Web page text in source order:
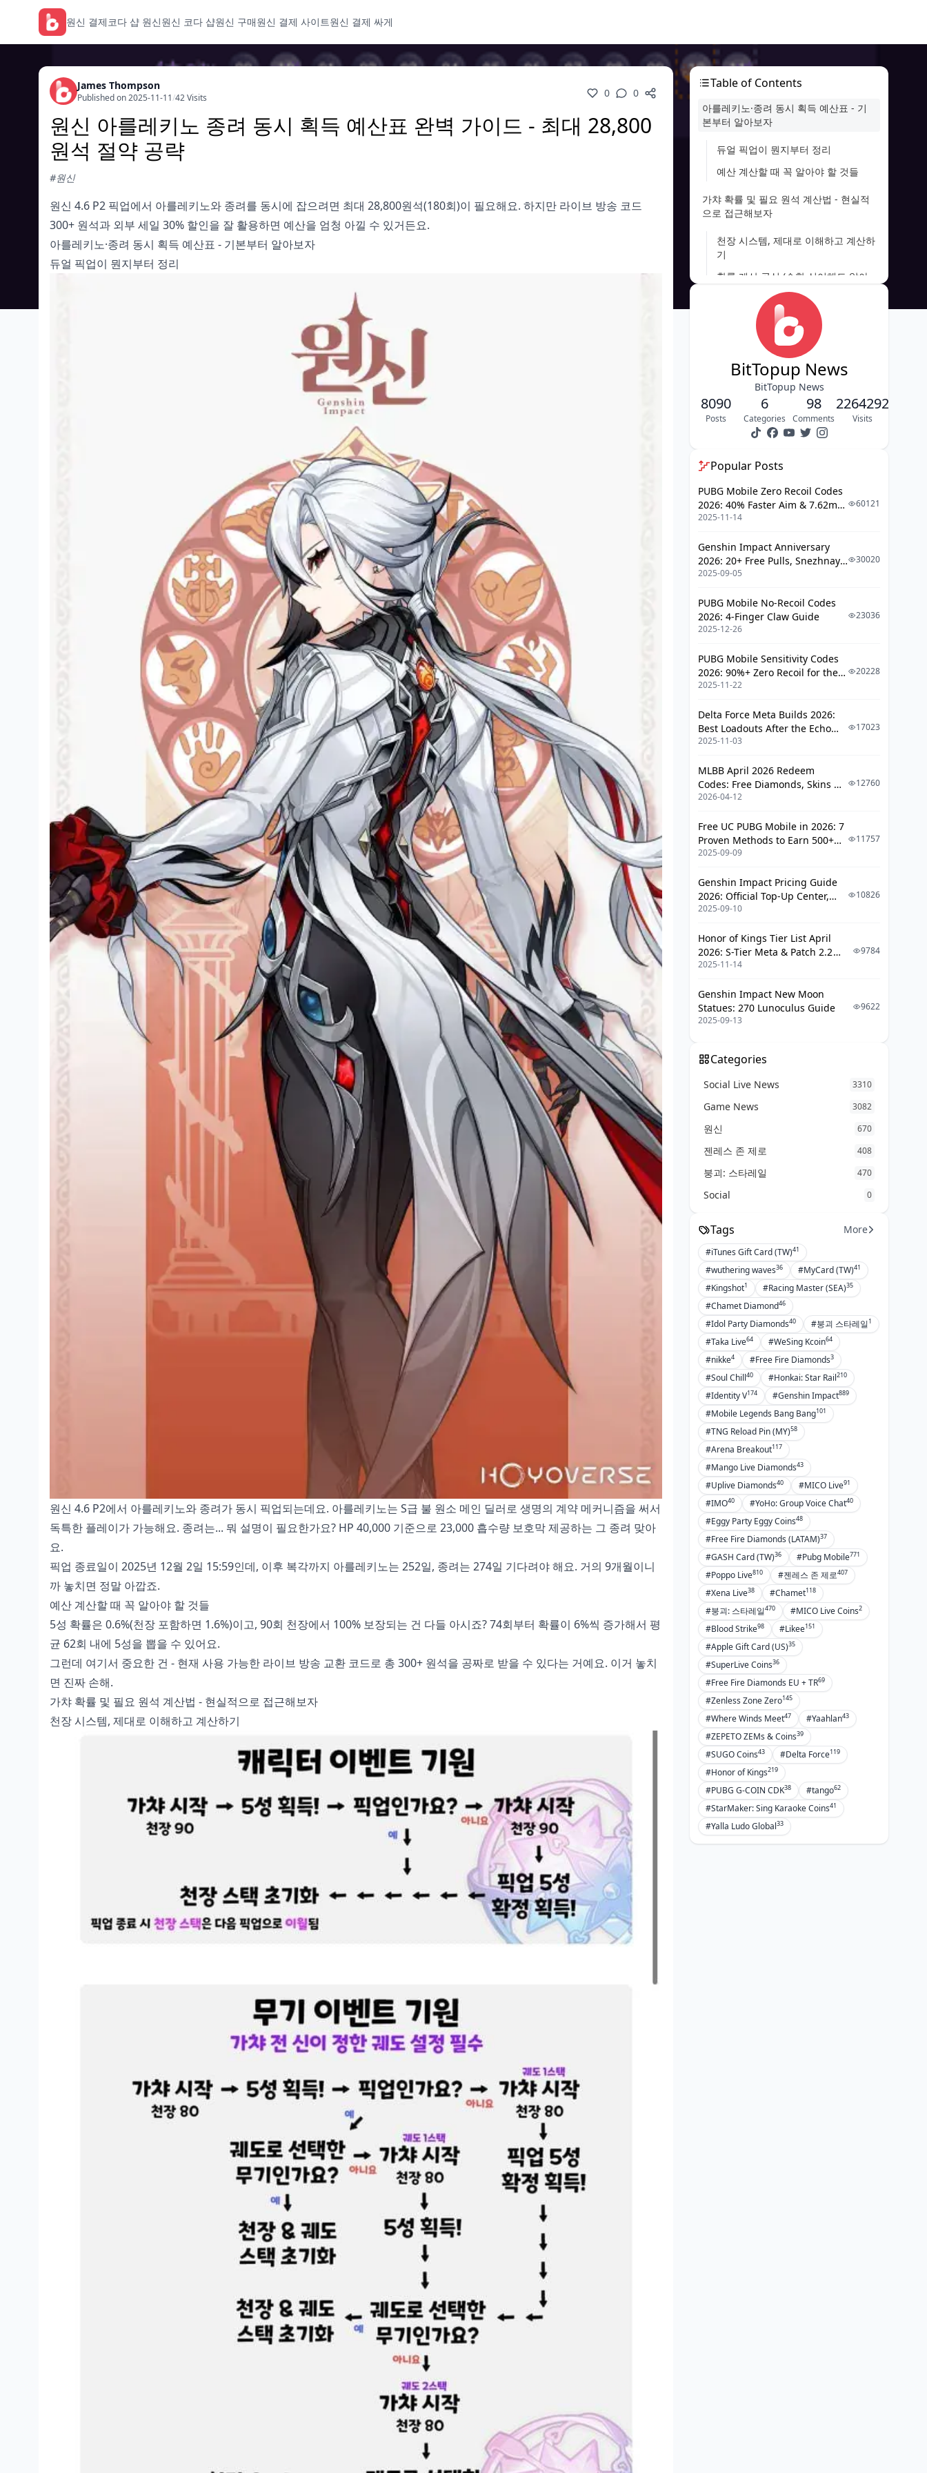
원신 결제코다 샵 원신원신 코다 샵원신 구매원신 결제 사이트원신 결제 싸게
James Thompson
Published on 2025-11-11/42 Visits 0 0
원신 아를레키노 종려 동시 획득 예산표 완벽 가이드 - 최대 28,800
원석 절약 공략
#원신
원신 4.6 P2 픽업에서 아를레키노와 종려를 동시에 잡으려면 최대 28,800원석(180회)이 필요해요. 하지만 라이브 방송 코드
300+ 원석과 외부 세일 30% 할인을 잘 활용하면 예산을 엄청 아낄 수 있거든요.
아를레키노·종려 동시 획득 예산표 - 기본부터 알아보자
듀얼 픽업이 뭔지부터 정리
원신 4.6 P2에서 아를레키노와 종려가 동시 픽업되는데요. 아를레키노는 S급 불 원소 메인 딜러로 생명의 계약 메커니즘을 써서
독특한 플레이가 가능해요. 종려는... 뭐 설명이 필요한가요? HP 40,000 기준으로 23,000 흡수량 보호막 제공하는 그 종려 맞아
요.
픽업 종료일이 2025년 12월 2일 15:59인데, 이후 복각까지 아를레키노는 252일, 종려는 274일 기다려야 해요. 거의 9개월이니
까 놓치면 정말 아깝죠.
예산 계산할 때 꼭 알아야 할 것들
5성 확률은 0.6%(천장 포함하면 1.6%)이고, 90회 천장에서 100% 보장되는 건 다들 아시죠? 74회부터 확률이 6%씩 증가해서 평
균 62회 내에 5성을 뽑을 수 있어요.
그런데 여기서 중요한 건 - 현재 사용 가능한 라이브 방송 교환 코드로 총 300+ 원석을 공짜로 받을 수 있다는 거예요. 이거 놓치
면 진짜 손해.
가챠 확률 및 필요 원석 계산법 - 현실적으로 접근해보자
천장 시스템, 제대로 이해하고 계산하기
Table of Contents
아를레키노·종려 동시 획득 예산표 - 기
본부터 알아보자
듀얼 픽업이 뭔지부터 정리
예산 계산할 때 꼭 알아야 할 것들
가챠 확률 및 필요 원석 계산법 - 현실적
으로 접근해보자
천장 시스템, 제대로 이해하고 계산하
기
확률 계산 공식 (수학 싫어해도 알아
라이브 방송 코드 활용 완벽 가이드 - 놓
치면 후회하는 무료 원석
코드 어디서 받나요?
입력 방법과 타이밍이 중요해
외부 세일 연동 혜택 극대화 전략 - 돈 아
끼는 진짜 방법
할인율 계산법 - 우선순위가 중요
월정액 및 패키지 효율성 분석 - 숫자로
보는 진실
월정액 vs 대월 카드, 뭐가 나을까?
한정 패키지 가성비는?
헤치기
일일 퀘스트 및 이벤트로 모으기
나선 비경 보상도 빼먹지 말고
예산표 작성 단계별 가이드 - 체계적으로
현재 보유 자원부터 체크
목표 설정 및 우선순위 - 현실적으로
실제 성공 사례 및 팁 - 경험담으로 배우
기
중과금 최적화 사례
캐릭터 우선순위 설정하기
다음 픽업 대기 전략
FAQ - 자주 묻는 질문들
BitTopup News
BitTopup News
8090
Posts
6
Categories
98
Comments
2264292
Visits
Popular Posts
PUBG Mobile Zero Recoil Codes
2026: 40% Faster Aim & 7.62mm
Weapon Adjustments
2025-11-14
60121
Genshin Impact Anniversary
2026: 20+ Free Pulls, Snezhnaya
Roadmap & Complete Guide
2025-09-05
30020
PUBG Mobile No-Recoil Codes
2026: 4-Finger Claw Guide
2025-12-26
23036
PUBG Mobile Sensitivity Codes
2026: 90%+ Zero Recoil for the
V4.4 M416 & AUG Meta
2025-11-22
20228
Delta Force Meta Builds 2026:
Best Loadouts After the Echo
Season Update
2025-11-03
17023
MLBB April 2026 Redeem
Codes: Free Diamonds, Skins &
Starlight Rewards
2026-04-12
12760
Free UC PUBG Mobile in 2026: 7
Proven Methods to Earn 500+
UC (V4.3 & RPA18 Updates)
2025-09-09
11757
Genshin Impact Pricing Guide
2026: Official Top-Up Center,
Platform Differences, and
2025-09-10
10826
Honor of Kings Tier List April
2026: S-Tier Meta & Patch 2.2
Changes
2025-11-14
9784
Genshin Impact New Moon
Statues: 270 Lunoculus Guide
2025-09-13
9622
Categories
Social Live News 3310
Game News 3082
원신 670
젠레스 존 제로 408
붕괴: 스타레일 470
Social 0
Tags More
#iTunes Gift Card (TW)41
#wuthering waves36 #MyCard (TW)41
#Kingshot1 #Racing Master (SEA)35
#Chamet Diamond46
#Idol Party Diamonds40 #붕괴 스타레일1
#Taka Live64 #WeSing Kcoin64
#nikke4 #Free Fire Diamonds3
#Soul Chill40 #Honkai: Star Rail210
#Identity V174 #Genshin Impact889
#Mobile Legends Bang Bang101
#TNG Reload Pin (MY)58
#Arena Breakout117
#Mango Live Diamonds43
#Uplive Diamonds40 #MICO Live91
#IMO40 #YoHo: Group Voice Chat40
#Eggy Party Eggy Coins48
#Free Fire Diamonds (LATAM)37
#GASH Card (TW)36 #Pubg Mobile771
#Poppo Live810 #젠레스 존 제로407
#Xena Live38 #Chamet118
#붕괴: 스타레일470 #MICO Live Coins2
#Blood Strike98 #Likee151
#Apple Gift Card (US)35
#SuperLive Coins36
#Free Fire Diamonds EU + TR69
#Zenless Zone Zero145
#Where Winds Meet47 #Yaahlan43
#ZEPETO ZEMs & Coins39
#SUGO Coins43 #Delta Force119
#Honor of Kings219
#PUBG G-COIN CDK38 #tango62
#StarMaker: Sing Karaoke Coins41
#Yalla Ludo Global33